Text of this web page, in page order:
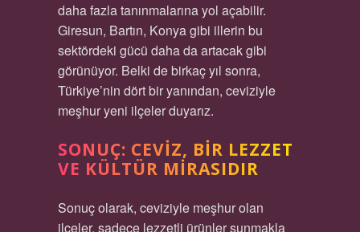
daha fazla tanınmalarına yol açabilir.
Giresun, Bartın, Konya gibi illerin bu
sektördeki gücü daha da artacak gibi
görünüyor. Belki de birkaç yıl sonra,
Türkiye’nin dört bir yanından, ceviziyle
meşhur yeni ilçeler duyarız.
SONUÇ: CEVIZ, BIR LEZZET
VE KÜLTÜR MIRASIDIR
Sonuç olarak, ceviziyle meşhur olan
ilçeler, sadece lezzetli ürünler sunmakla